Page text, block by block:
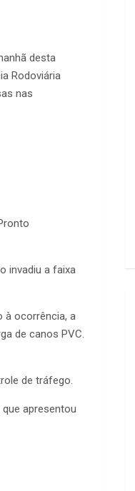
desta
Rodoviária
nas
invadiu a faixa
à ocorrência, a
de canos PVC.
de tráfego.
apresentou